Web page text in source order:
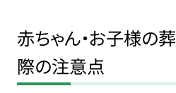
赤ちゃん・お子様の
際の注意点